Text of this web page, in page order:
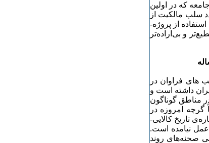
که در اولین
سلب مالکیت از
از پروژه‌­
و بی‌­اراده‌­تر
­های فراوان در
داشته است و
مناطق گوناگون
گرچه امروزه در
تاریخ کالایی‌­
عمل نیامده است.
صحنه‌­های روند